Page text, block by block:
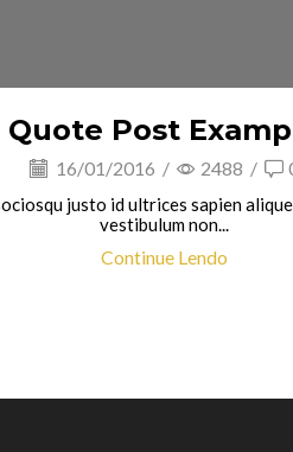
Quote Post
16/01/2016 / 2488 /
justo id ultrices sapien
vestibulum non...
Continue Lendo